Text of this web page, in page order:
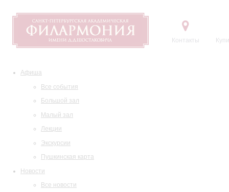
Контакты
Афиша
Все события
Большой зал
Малый зал
Лекции
Экскурсии
Пушкинская карта
Новости
Все новости